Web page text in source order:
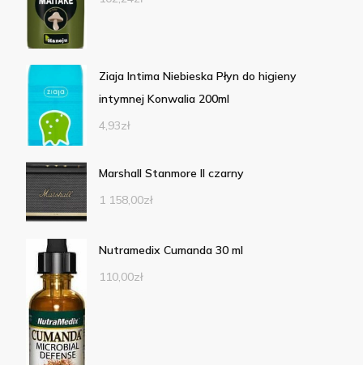
Ziaja Intima Niebieska Płyn do higieny
intymnej Konwalia 200ml
4,93zł
Marshall Stanmore II czarny
1 158,00zł
Nutramedix Cumanda 30 ml
110,00zł